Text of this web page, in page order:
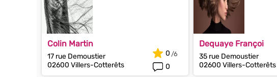
Colin Martin
17 rue Demoustier
02600 Villers-Cotterêts
0
0
Dequaye Françoi
35 rue Demoustier
02600 Villers-Cotterêts